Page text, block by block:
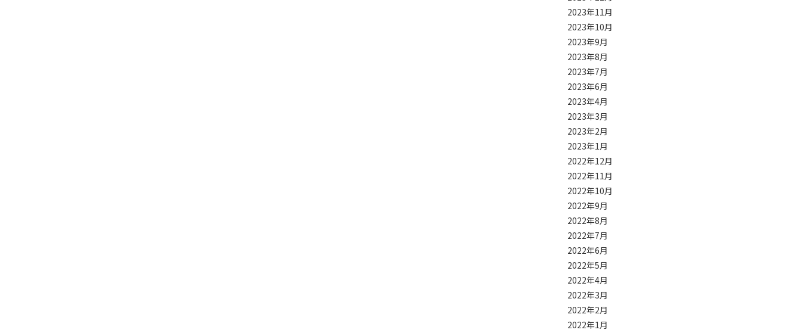
2023年11月
2023年10月
2023年9月
2023年8月
2023年7月
2023年6月
2023年4月
2023年3月
2023年2月
2023年1月
2022年12月
2022年11月
2022年10月
2022年9月
2022年8月
2022年7月
2022年6月
2022年5月
2022年4月
2022年3月
2022年2月
2022年1月